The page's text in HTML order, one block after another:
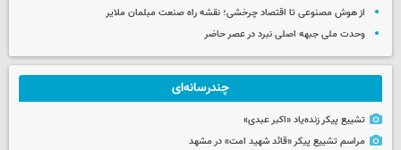
از هوش مصنوعی تا اقتصاد چرخشی؛ نقشه راه صنعت مبلمان ملایر
وحدت ملی جبهه اصلی نبرد در عصر حاضر
چندرسانه‌ای
تشییع پیکر زنده‌یاد «اکبر عبدی»
مراسم تشییع پیکر «قائد شهید امت» در مشهد